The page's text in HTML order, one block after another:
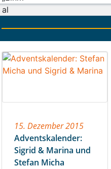
15. Dezember 2015
Adventskalender:
Sigrid & Marina und
Stefan Micha